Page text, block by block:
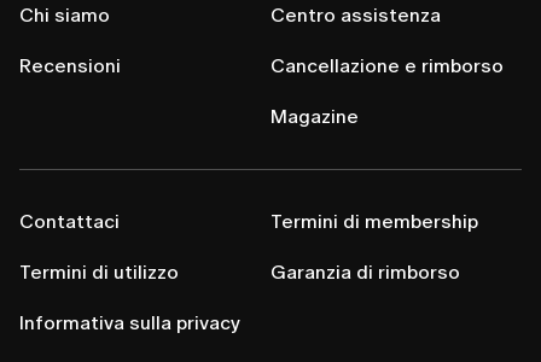
Chi siamo
Recensioni
Centro assistenza
Cancellazione e rimborso
Magazine
Contattaci
Termini di utilizzo
Informativa sulla privacy
Termini di membership
Garanzia di rimborso